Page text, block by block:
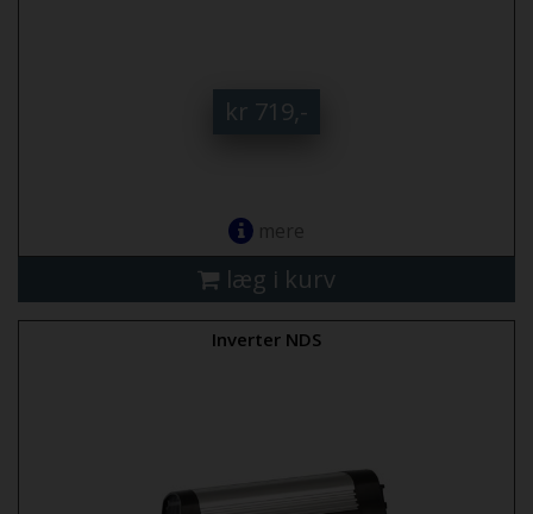
kr 719,-
mere
læg i kurv
Inverter NDS